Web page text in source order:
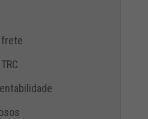
frete